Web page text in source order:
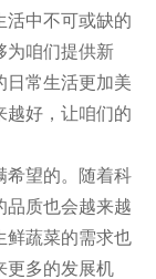
活中不可或缺的
为咱们提供新
日常生活更加美
越好，让咱们的
希望的。随着科
品质也会越来越
鲜蔬菜的需求也
更多的发展机